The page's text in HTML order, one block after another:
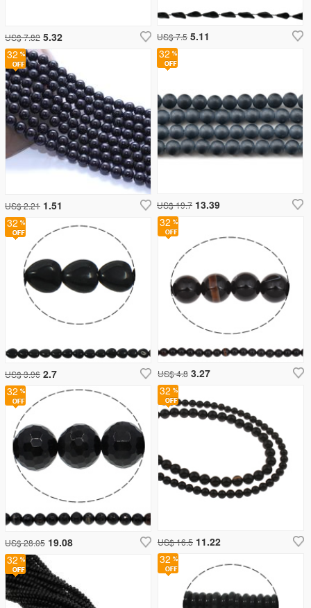
US$ 7.82 5.32 US$ 7.5 5.11
32
US$ 2.21 1.51
32
US$ 19.7 13.39
32
US$ 4.8 3.27
32
US$ 16.5 11.22
32
US$ 28.05 19.08
32
US$ 3.96 2.7
32
32